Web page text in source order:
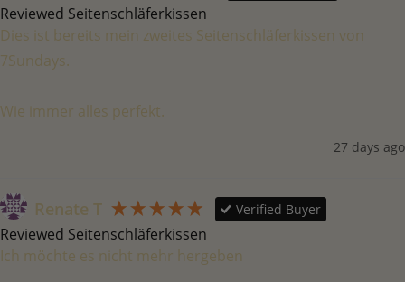
Reviewed Seitenschläferkissen
Dies ist bereits mein zweites Seitenschläferkissen von
7Sundays.
Wie immer alles perfekt.
27 days ago
Renate T Verified Buyer
Reviewed Seitenschläferkissen
Ich möchte es nicht mehr hergeben